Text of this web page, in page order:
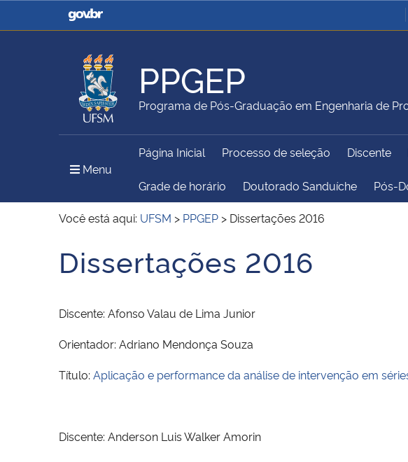
Casa Civil
Ministério da Justiça e
Ministério da
Ministério da Agricultura,
Pecuária e Abastecimento
Ministério da Educação
Ministério do Meio Ambiente
Institucional
PPGEP
Programa de Pós-Graduação em Engenharia de
Menu
Página Inicial Processo de seleção Discente
Grade de horário Doutorado Sanduíche Pós-
Você está aqui: UFSM > PPGEP > Dissertações 2016
Início do conteúdo
Dissertações 2016
Discente: Afonso Valau de Lima Junior
Orientador: Adriano Mendonça Souza
Título: Aplicação e performance da análise de intervenção em
Discente: Anderson Luis Walker Amorin